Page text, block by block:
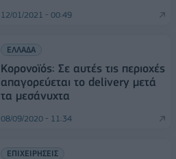
12/01/2021 - 00:49
ΕΛΛΑΔΑ
Κορονοϊός: Σε αυτές τις περιοχές
απαγορεύεται το delivery μετά
τα μεσάνυχτα
08/09/2020 - 11:34
ΕΠΙΧΕΙΡΗΣΕΙΣ